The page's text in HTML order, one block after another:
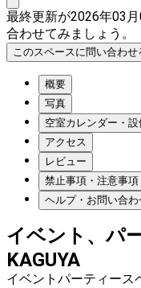
最終更新が2026年03
合わせてみましょう。
このスペースに問い合わせ
概要
写真
空室カレンダー・設
アクセス
レビュー
禁止事項・注意事項
ヘルプ・お問い合わ
イベント、パ
KAGUYA
イベントパーティース